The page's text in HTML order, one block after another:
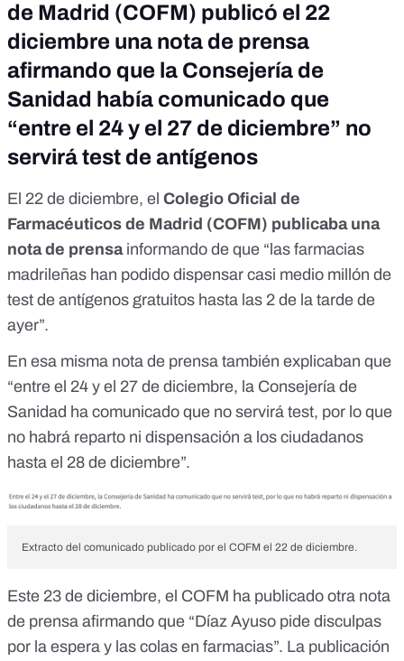
de Madrid (COFM) publicó el 22
diciembre una nota de prensa
afirmando que la Consejería de
Sanidad había comunicado que
“entre el 24 y el 27 de diciembre” no
servirá test de antígenos
El 22 de diciembre, el Colegio Oficial de
Farmacéuticos de Madrid (COFM) publicaba una
nota de prensa informando de que “las farmacias
madrileñas han podido dispensar casi medio millón de
test de antígenos gratuitos hasta las 2 de la tarde de
ayer”.
En esa misma nota de prensa también explicaban que
“entre el 24 y el 27 de diciembre, la Consejería de
Sanidad ha comunicado que no servirá test, por lo que
no habrá reparto ni dispensación a los ciudadanos
hasta el 28 de diciembre”.
Extracto del comunicado publicado por el COFM el 22 de diciembre.
Este 23 de diciembre, el COFM ha publicado otra nota
de prensa afirmando que “Díaz Ayuso pide disculpas
por la espera y las colas en farmacias”. La publicación